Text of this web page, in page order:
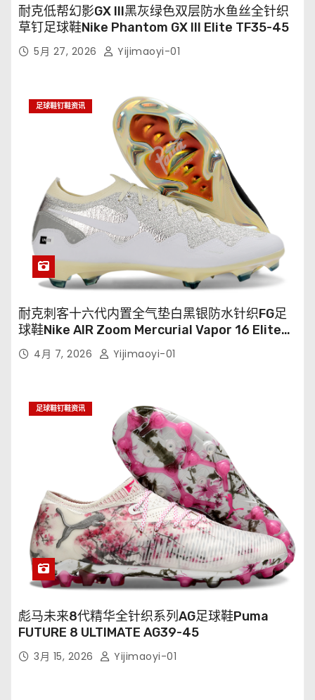
耐克低帮幻影GX III黑灰绿色双层防水鱼丝全针织
草钉足球鞋Nike Phantom GX III Elite TF35-45
5月 27, 2026 Yijimaoyi-01
足球鞋钉鞋资讯
耐克刺客十六代内置全气垫白黑银防水针织FG足
球鞋Nike AIR Zoom Mercurial Vapor 16 Elite
XXV FG35-45
4月 7, 2026 Yijimaoyi-01
足球鞋钉鞋资讯
彪马未来8代精华全针织系列AG足球鞋Puma
FUTURE 8 ULTIMATE AG39-45
3月 15, 2026 Yijimaoyi-01